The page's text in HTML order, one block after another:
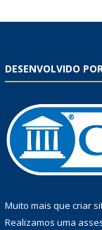
DESENVOLVIDO
Muito mais que criar
Realizamos uma